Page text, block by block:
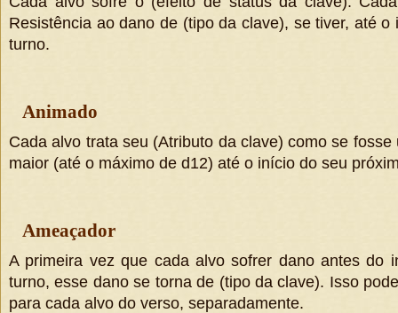
Resistência ao dano de (tipo da clave), se tiver, até o
turno.
Animado
Cada alvo trata seu (Atributo da clave)como se fosse
maior (até o máximo de d12) até o início do seu
Ameaçador
A primeira vez que cada alvo sofrer dano antes do
turno, esse dano se torna de (tipo da clave). Isso
para cada alvo do verso, separadamente.